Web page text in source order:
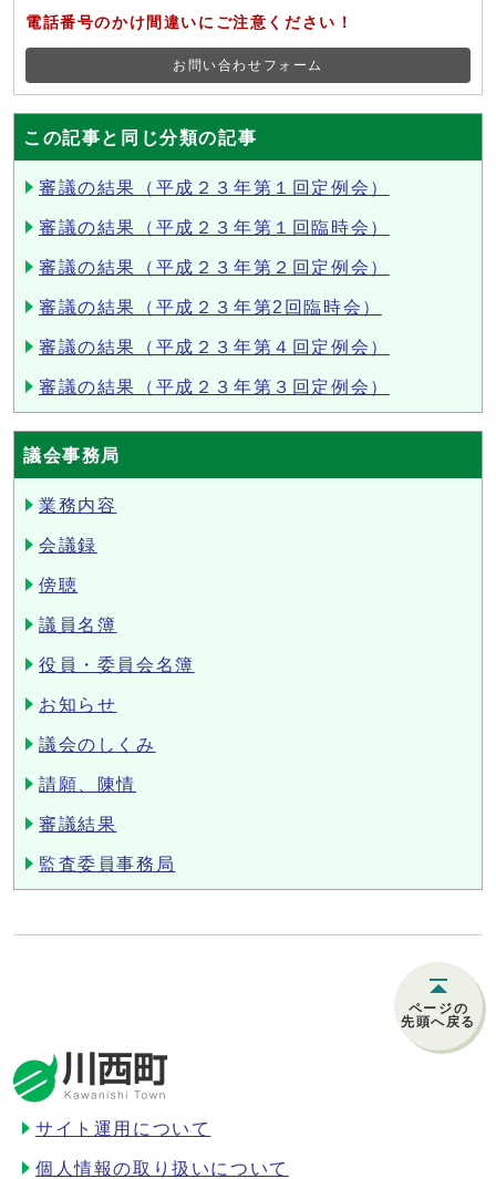
電話番号のかけ間違いにご注意ください！
お問い合わせフォーム
この記事と同じ分類の記事
審議の結果（平成２３年第１回定例会）
審議の結果（平成２３年第１回臨時会）
審議の結果（平成２３年第２回定例会）
審議の結果（平成２３年第2回臨時会）
審議の結果（平成２３年第４回定例会）
審議の結果（平成２３年第３回定例会）
議会事務局
業務内容
会議録
傍聴
議員名簿
役員・委員会名簿
お知らせ
議会のしくみ
請願、陳情
審議結果
監査委員事務局
ページの
先頭へ戻る
サイト運用について
個人情報の取り扱いについて